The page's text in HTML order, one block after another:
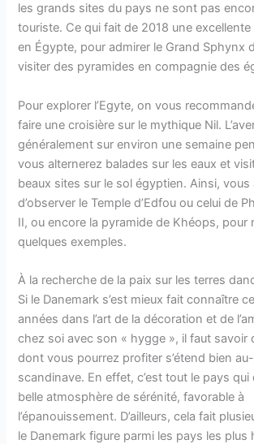
les grands sites du pays ne sont pas
touriste. Ce qui fait de 2018 une
en Égypte, pour admirer le Grand Sphynx
visiter des pyramides en compagnie des
Pour explorer l’Egyte, on vous
faire une croisière sur le mythique Nil.
généralement sur environ une semaine
vous alternerez balades sur les eaux et
beaux sites sur le sol égyptien. Ainsi, vous
d’observer le Temple d’Edfou ou celui de
II, ou encore la pyramide de Khéops, pour
quelques exemples.
À la recherche de la paix sur les terres
Si le Danemark s’est mieux fait connaître
années dans l’art de la décoration et de
chez soi avec son « hygge », il faut savoir
dont vous pourrez profiter s’étend bien
scandinave. En effet, c’est tout le pays qui
belle atmosphère de sérénité, favorable à
l’épanouissement. D’ailleurs, cela fait
le Danemark figure parmi les pays les plus